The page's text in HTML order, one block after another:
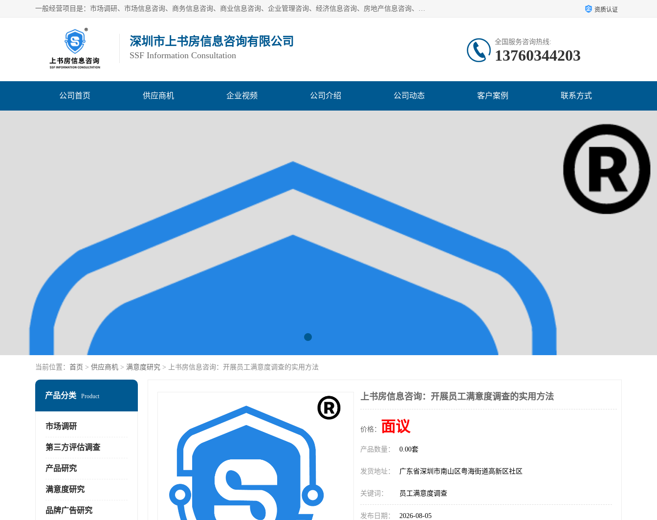
一般经营项目是：市场调研、市场信息咨询、商务信息咨询、商业信息咨询、企业管理咨询、经济信息咨询、房地产信息咨询、投资信息咨询、财务管理咨询、市场调查、数据分析；城市管理信息采集及监测服务；消费行为调查、三方评估调查、客户满意度调查、统计调查、统计分析、统计研究；统计信息咨询、统计培训；生态文明研究；接受合法委托提供企业统计业务及其相关的统计信息咨询；立足中国，洞察全球、独立第三方调研 资质认证
深圳市上书房信息咨询有限公司
SSF Information Consultation
全国服务咨询热线:
13760344203
公司首页 供应商机 企业视频 公司介绍 公司动态 客户案例 联系方式
当前位置： 首页 > 供应商机 > 满意度研究 > 上书房信息咨询：开展员工满意度调查的实用方法
产品分类 Product
市场调研
第三方评估调查
产品研究
满意度研究
品牌广告研究
上书房信息咨询：开展员工满意度调查的实用方法
价格： 面议
产品数量： 0.00套
发货地址： 广东省深圳市南山区粤海街道高新区社区
关键词： 员工满意度调查
发布日期： 2026-08-05